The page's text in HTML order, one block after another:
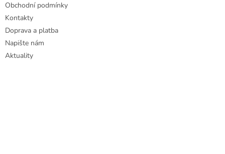
Obchodní podmínky
Kontakty
Doprava a platba
Napište nám
Aktuality